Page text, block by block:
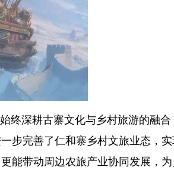
终深耕古寨文化与乡村旅游的融
步完善了仁和寨乡村文旅业态，
能带动周边农旅产业协同发展，